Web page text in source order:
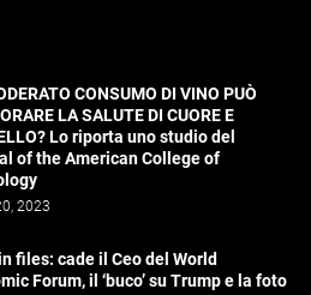
CONSUMO DI VINO PUÒ
LA SALUTE DI CUORE E
Lo riporta uno studio del
of the American College of
2023
files: cade il Ceo del World
Forum, il ‘buco’ su Trump e la foto